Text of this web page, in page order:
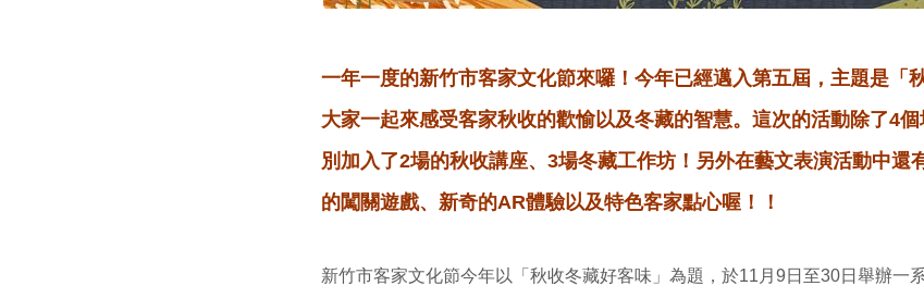
一年一度的新竹市客家文化節來囉！今年已經邁入第五屆，主題是「
大家一起來感受客家秋收的歡愉以及冬藏的智慧。這次的活動除了4
別加入了2場的秋收講座、3場冬藏工作坊！另外在藝文表演活動中還
的闖關遊戲、新奇的AR體驗以及特色客家點心喔！！
新竹市客家文化節今年以「秋收冬藏好客味」為題，於11月9日至30日舉辦一